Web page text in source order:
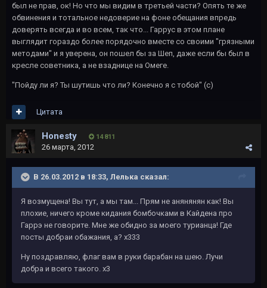
был не прав, ок! Но что мы видим в третьей части? Опять те же
обвинения и тотальное недоверие на фоне обещания впредь
доверять всегда и во всем, так что... Гаррус в этом плане
выглядит гораздо более порядочно вместе со своими "грязными
методами" и я уверена, он пошел бы за Шеп, даже если бы был в
кресле советника, а не взаднице на Омеге.
"Пойду ли я? Ты шутишь что ли? Конечно я с тобой" (с)
Цитата
Honesty 14 811
26 марта, 2012
В 26.03.2012 в 18:33, Лелька сказал:
Я возмущена! Вы тут, а мы там... Прям не анянянян как! Вы
плохие, ничего кроме кидания бомбочками в Кайдена про
Гаррэ не говорите. Мне же обидно за моего турианца! Где
посты добраи обажания, а? х333
Ну поздравляю, флаг вам в руки барабан на шею. Лучи
добра и всего такого. х3